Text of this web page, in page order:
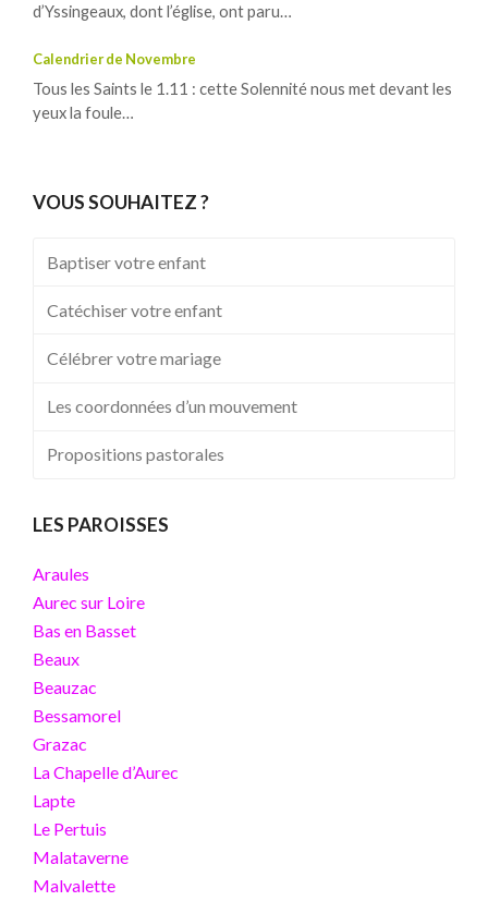
d’Yssingeaux, dont l’église, ont paru…
Calendrier de Novembre
Tous les Saints le 1.11 : cette Solennité nous met devant les
yeux la foule…
VOUS SOUHAITEZ ?
Baptiser votre enfant
Catéchiser votre enfant
Célébrer votre mariage
Les coordonnées d’un mouvement
Propositions pastorales
LES PAROISSES
Araules
Aurec sur Loire
Bas en Basset
Beaux
Beauzac
Bessamorel
Grazac
La Chapelle d’Aurec
Lapte
Le Pertuis
Malataverne
Malvalette